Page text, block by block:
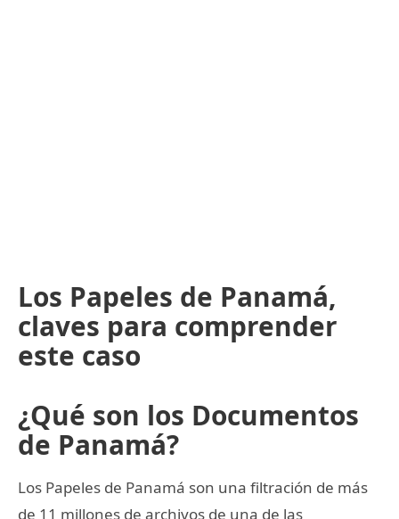
Los Papeles de Panamá,
claves para comprender
este caso
¿Qué son los Documentos
de Panamá?
Los Papeles de Panamá son una filtración de más
de 11 millones de archivos de una de las